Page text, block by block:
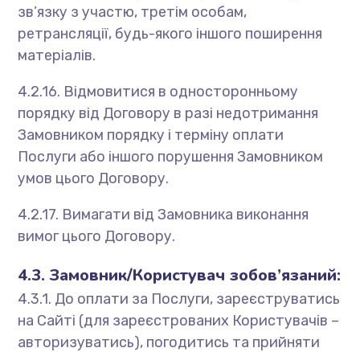
зв’язку з участю, третім особам,
ретрансляції, будь-якого іншого поширення
матеріалів.
4.2.16. Відмовитися в односторонньому
порядку від Договору в разі недотримання
Замовником порядку і терміну оплати
Послуги або іншого порушення Замовником
умов цього Договору.
4.2.17. Вимагати від Замовника виконання
вимог цього Договору.
4.3. Замовник/Користувач зобов’язаний:
4.3.1. До оплати за Послуги, зареєструватись
на Сайті (для зареєстрованих Користувачів –
авторизуватись), погодитись та прийняти